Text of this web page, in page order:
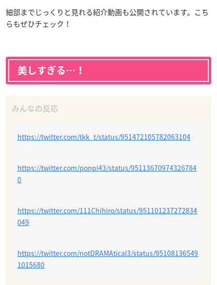
細部までじっくりと見れる紹介動画も公開されています。こち
らもぜひチェック！
美しすぎる…！
https://twitter.com/tkk_t/status/951472105782063104
https://twitter.com/ponpi43/status/95113670974326784
0
https://twitter.com/111Chihiro/status/951101237272834
049
https://twitter.com/notDRAMAtical3/status/95108136549
1015680